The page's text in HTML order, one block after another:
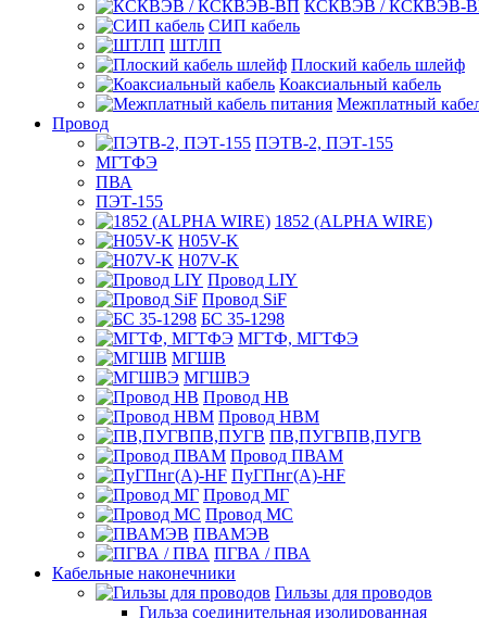
КСКВЭВ / КСКВЭВ-
СИП кабель
ШТЛП
Плоский кабель шлейф
Коаксиальный кабель
Межплатный
Провод
ПЭТВ-2, ПЭТ-155
МГТФЭ
ПВА
ПЭТ-155
1852 (ALPHA WIRE)
H05V-K
H07V-K
Провод LIY
Провод SiF
БС 35-1298
МГТФ, МГТФЭ
МГШВ
МГШВЭ
Провод НВ
Провод НВМ
ПВ,ПУГВПВ,ПУГВ
Провод ПВАМ
ПуГПнг(A)-HF
Провод МГ
Провод МС
ПВАМЭВ
ПГВА / ПВА
Кабельные наконечники
Гильзы для проводов
Гильза соединительная изолированная